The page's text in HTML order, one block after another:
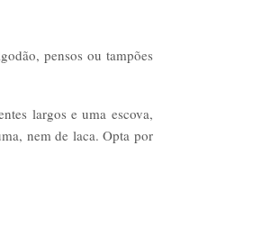
pensos ou tampões
largos e uma escova,
nem de laca. Opta por